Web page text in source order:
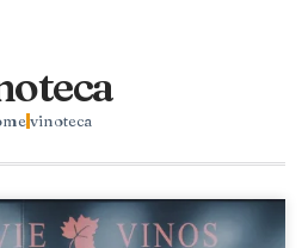
vinoteca